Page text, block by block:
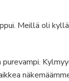
Meillä oli